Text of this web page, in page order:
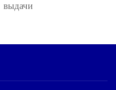
выдачи